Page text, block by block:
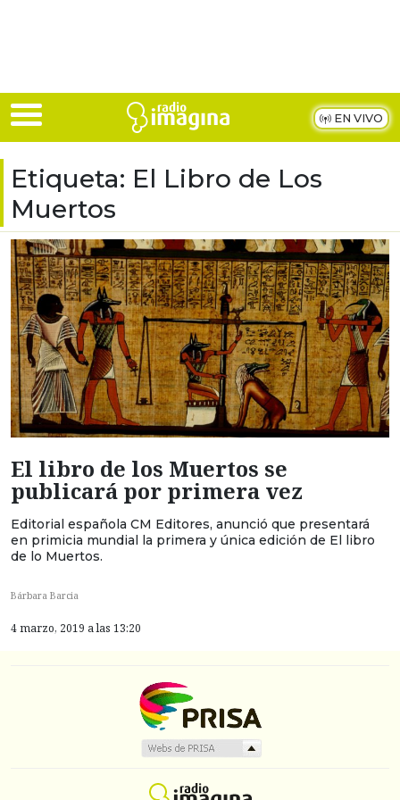
EN VIVO
Etiqueta: El Libro de Los
Muertos
El libro de los Muertos se
publicará por primera vez
Editorial española CM Editores, anunció que presentará
en primicia mundial la primera y única edición de El libro
de lo Muertos.
Bárbara Barcia
4 marzo, 2019 a las 13:20